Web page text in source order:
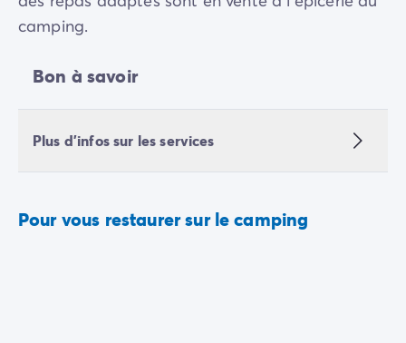
camping.
Bon à savoir
Plus d'infos sur les services
Pour vous restaurer sur le camping